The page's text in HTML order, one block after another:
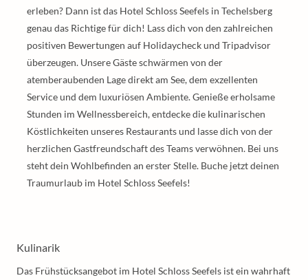
erleben? Dann ist das Hotel Schloss Seefels in Techelsberg
genau das Richtige für dich! Lass dich von den zahlreichen
positiven Bewertungen auf Holidaycheck und Tripadvisor
überzeugen. Unsere Gäste schwärmen von der
atemberaubenden Lage direkt am See, dem exzellenten
Service und dem luxuriösen Ambiente. Genieße erholsame
Stunden im Wellnessbereich, entdecke die kulinarischen
Köstlichkeiten unseres Restaurants und lasse dich von der
herzlichen Gastfreundschaft des Teams verwöhnen. Bei uns
steht dein Wohlbefinden an erster Stelle. Buche jetzt deinen
Traumurlaub im Hotel Schloss Seefels!
Kulinarik
Das Frühstücksangebot im Hotel Schloss Seefels ist ein wahrhaft